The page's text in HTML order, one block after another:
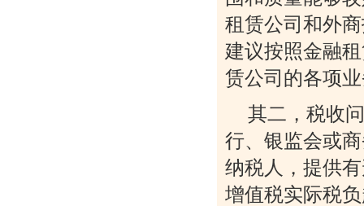
租赁公司和外
建议按照金融
赁公司的各项
其二，税收
行、银监会或
纳税人，提供
增值税实际税